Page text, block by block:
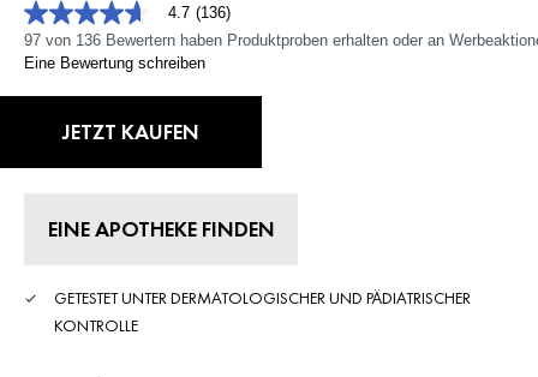
4.7
von
5
durchschnittlicher
Read
Reviews.
gleichen
4.7 (136)
97 von 136 Bewertern haben Produktproben erhalten oder an
Eine Bewertung schreiben
JETZT KAUFEN
EINE APOTHEKE FINDEN
GETESTET UNTER DERMATOLOGISCHER UND PÄDIATRISCHER
KONTROLLE